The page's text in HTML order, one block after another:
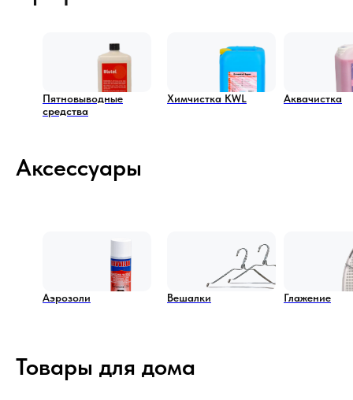
Аквачистка
Химчистка KWL
Пятновыводные
средства
Аксессуары
Глажение
Вешалки
Аэрозоли
Товары для дома